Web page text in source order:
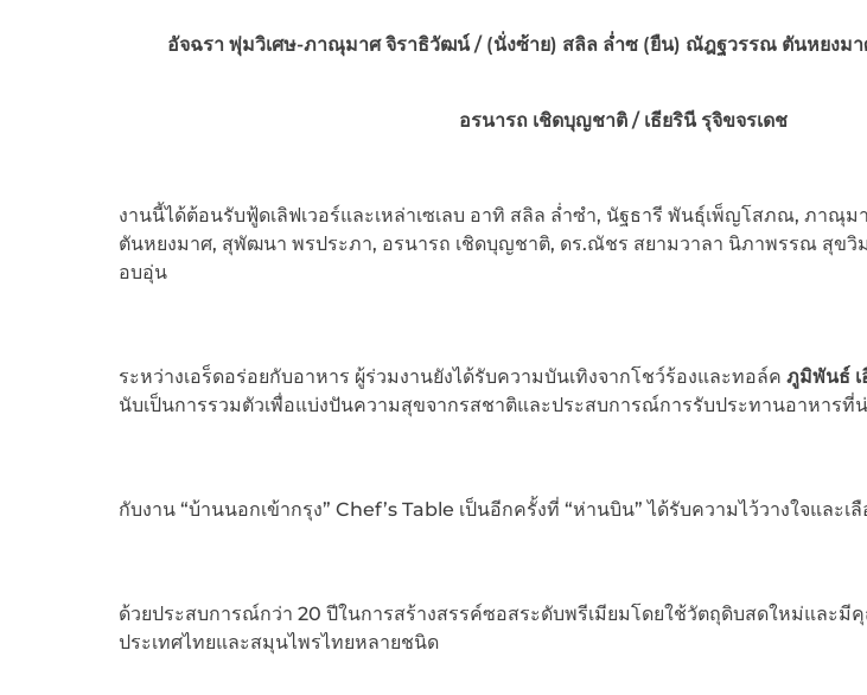
อัจฉรา พุ่มวิเศษ-ภาณุมาศ จิราธิวัฒน์ / (นั่งซ้าย) สลิล ล่ำซ (ยืน) ณัฎฐวรรณ ตันหยงมา
อรนารถ เชิดบุญชาติ / เธียรินี รุจิขจรเดช
งานนี้ได้ต้อนรับฟู้ดเลิฟเวอร์และเหล่าเซเลบ อาทิ สลิล ล่ำซำ, นัฐธารี พันธุ์เพ็ญโสภณ, ภาณุ
ตันหยงมาศ, สุพัฒนา พรประภา, อรนารถ เชิดบุญชาติ, ดร.ณัชร สยามวาลา นิภาพรรณ สุขวิม
อบอุ่น
ระหว่างเอร็ดอร่อยกับอาหาร ผู้ร่วมงานยังได้รับความบันเทิงจากโชว์ร้องและทอล์ค ภูมิพันธ์ เ
นับเป็นการรวมตัวเพื่อแบ่งปันความสุขจากรสชาติและประสบการณ์การรับประทานอาหารที่
กับงาน “บ้านนอกเข้ากรุง” Chef’s Table เป็นอีกครั้งที่ “ห่านบิน” ได้รับความไว้วางใจและ
ด้วยประสบการณ์กว่า 20 ปีในการสร้างสรรค์ซอสระดับพรีเมียมโดยใช้วัตถุดิบสดใหม่และ
ประเทศไทยและสมุนไพรไทยหลายชนิด